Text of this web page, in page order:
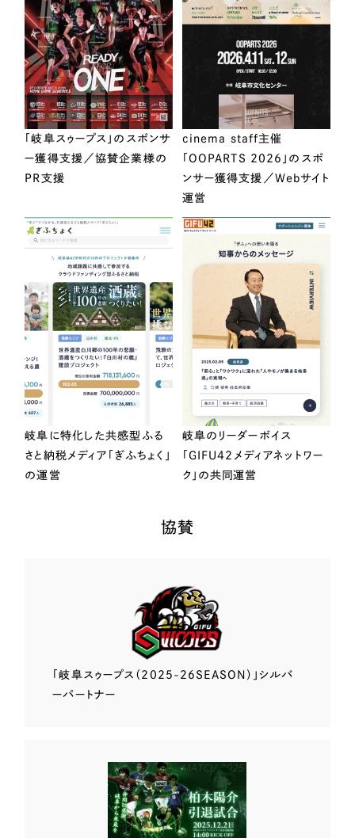
「岐阜スゥープス」のスポンサ
ー獲得支援／協賛企業様の
PR支援
cinema staff主催
「OOPARTS 2026」のスポ
ンサー獲得支援／Webサイト
運営
岐阜に特化した共感型ふる
さと納税メディア「ぎふちょく」
の運営
岐阜のリーダーボイス
「GIFU42メディアネットワー
ク」の共同運営
協賛
「岐阜スゥープス （2025-26SEASON）」 シルバ
ーパートナー